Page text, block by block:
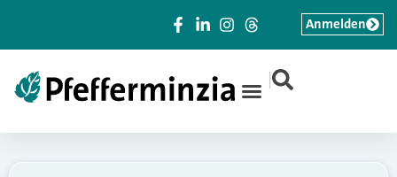
|
Anmelden